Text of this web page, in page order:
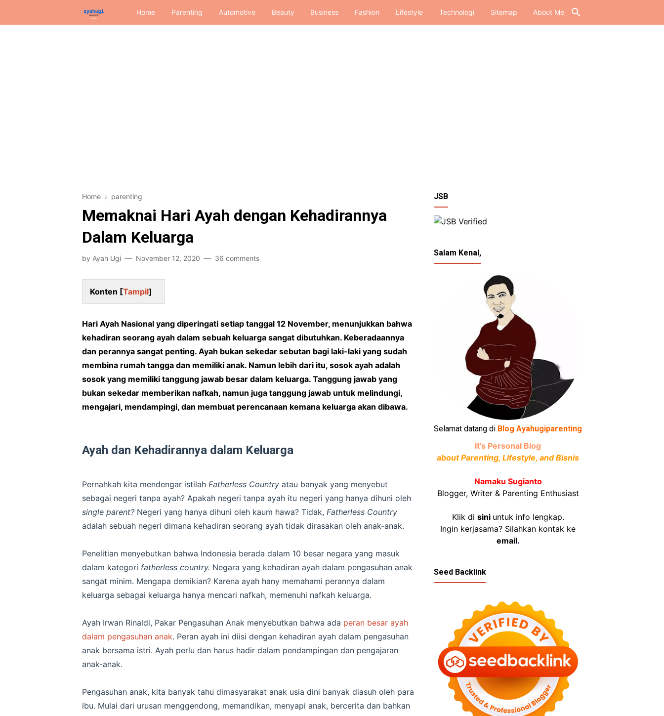
Home Parenting Automotive Beauty Business Fashion Lifestyle Technologi Sitemap About Me
Home › parenting
Memaknai Hari Ayah dengan Kehadirannya
Dalam Keluarga
by Ayah Ugi November 12, 2020 36 comments
Konten [Tampil]
Hari Ayah Nasional yang diperingati setiap tanggal 12 November, menunjukkan bahwa
kehadiran seorang ayah dalam sebuah keluarga sangat dibutuhkan. Keberadaannya
dan perannya sangat penting. Ayah bukan sekedar sebutan bagi laki-laki yang sudah
membina rumah tangga dan memiliki anak. Namun lebih dari itu, sosok ayah adalah
sosok yang memiliki tanggung jawab besar dalam keluarga. Tanggung jawab yang
bukan sekedar memberikan nafkah, namun juga tanggung jawab untuk melindungi,
mengajari, mendampingi, dan membuat perencanaan kemana keluarga akan dibawa.
Ayah dan Kehadirannya dalam Keluarga
Pernahkah kita mendengar istilah Fatherless Country atau banyak yang menyebut
sebagai negeri tanpa ayah? Apakah negeri tanpa ayah itu negeri yang hanya dihuni oleh
single parent? Negeri yang hanya dihuni oleh kaum hawa? Tidak, Fatherless Country
adalah sebuah negeri dimana kehadiran seorang ayah tidak dirasakan oleh anak-anak.
Penelitian menyebutkan bahwa Indonesia berada dalam 10 besar negara yang masuk
dalam kategori fatherless country. Negara yang kehadiran ayah dalam pengasuhan anak
sangat minim. Mengapa demikian? Karena ayah hany memahami perannya dalam
keluarga sebagai keluarga hanya mencari nafkah, memenuhi nafkah keluarga.
Ayah Irwan Rinaldi, Pakar Pengasuhan Anak menyebutkan bahwa ada peran besar ayah
dalam pengasuhan anak. Peran ayah ini diisi dengan kehadiran ayah dalam pengasuhan
anak bersama istri. Ayah perlu dan harus hadir dalam pendampingan dan pengajaran
anak-anak.
Pengasuhan anak, kita banyak tahu dimasyarakat anak usia dini banyak diasuh oleh para
ibu. Mulai dari urusan menggendong, memandikan, menyapi anak, bercerita dan bahkan
JSB
Salam Kenal,
Selamat datang di Blog Ayahugiparenting
It's Personal Blog
about Parenting, Lifestyle, and Bisnis
Namaku Sugianto
Blogger, Writer & Parenting Enthusiast
Klik di sini untuk info lengkap.
Ingin kerjasama? Silahkan kontak ke
email.
Seed Backlink